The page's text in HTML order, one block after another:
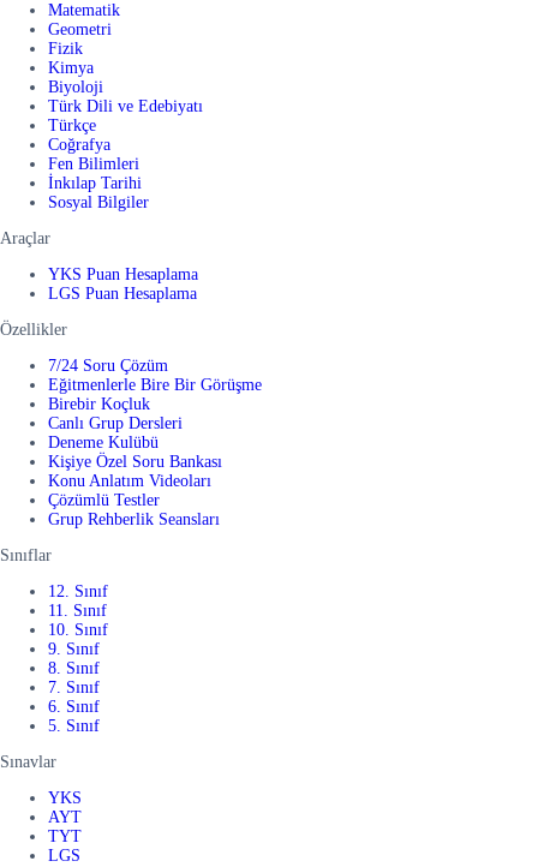
Matematik
Geometri
Fizik
Kimya
Biyoloji
Türk Dili ve Edebiyatı
Türkçe
Coğrafya
Fen Bilimleri
İnkılap Tarihi
Sosyal Bilgiler
Araçlar
YKS Puan Hesaplama
LGS Puan Hesaplama
Özellikler
7/24 Soru Çözüm
Eğitmenlerle Bire Bir Görüşme
Birebir Koçluk
Canlı Grup Dersleri
Deneme Kulübü
Kişiye Özel Soru Bankası
Konu Anlatım Videoları
Çözümlü Testler
Grup Rehberlik Seansları
Sınıflar
12. Sınıf
11. Sınıf
10. Sınıf
9. Sınıf
8. Sınıf
7. Sınıf
6. Sınıf
5. Sınıf
Sınavlar
YKS
AYT
TYT
LGS